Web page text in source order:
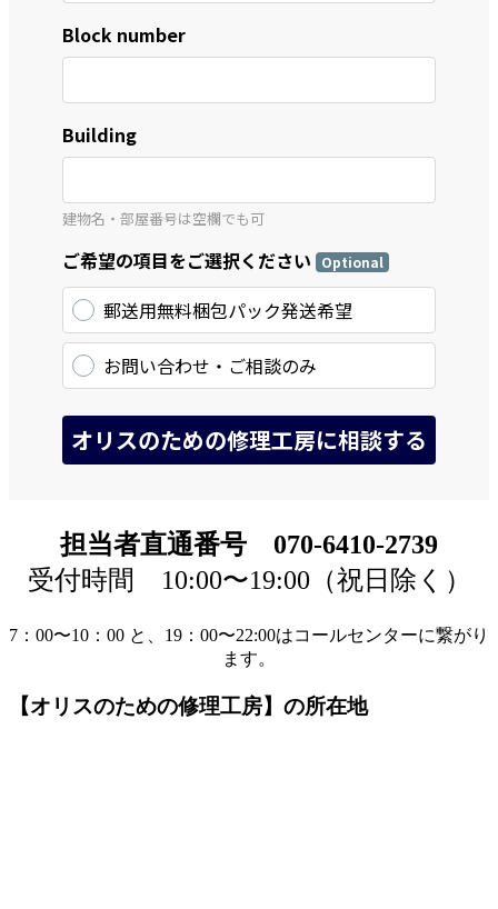
担当者直通番号 070-6410-2739
受付時間 10:00〜19:00（祝日除く）
7：00〜10：00 と、19：00〜22:00はコールセンターに繋がり
ます。
【オリスのための修理工房】の所在地